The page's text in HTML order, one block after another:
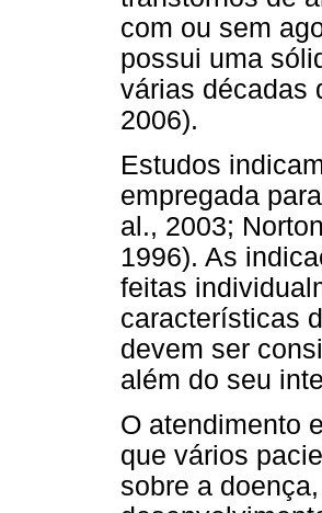
com ou sem
possui uma
várias décadas
2006).
Estudos
empregada
al., 2003;
1996). As
feitas
características
devem ser
além do seu
O atendimento
que vários
sobre a